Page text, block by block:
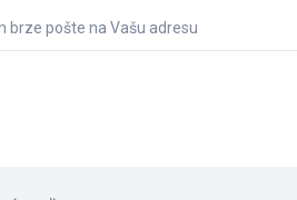
brze pošte na Vašu adresu